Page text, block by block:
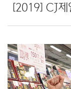
[2019] CJ제